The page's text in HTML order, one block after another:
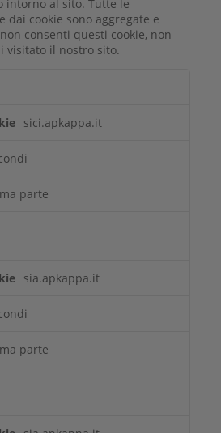
intorno al sito. Tutte le
dai cookie sono aggregate e
consenti questi cookie, non
visitato il nostro sito.
sici.apkappa.it
parte
sia.apkappa.it
parte